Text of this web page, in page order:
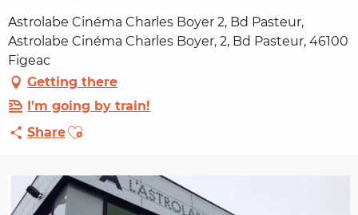
Astrolabe Cinéma Charles Boyer 2, Bd Pasteur,
Astrolabe Cinéma Charles Boyer, 2, Bd Pasteur, 46100
Figeac
Getting there
I'm going by train!
ShareAjouter aux favoris